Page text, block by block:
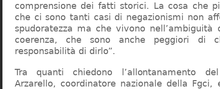
comprensione dei fatti storici. La cosa che
che ci sono tanti casi di negazionismi non
spudoratezza ma che vivono nell’ambiguità
coerenza, che sono anche peggiori di
responsabilità di dirlo”.
Tra quanti chiedono l’allontanamento
Arzarello, coordinatore nazionale della